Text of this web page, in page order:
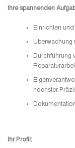
Ihre spannenden
Einrichten
Überwachung
Durchführung
höchster
Ihr Profil: